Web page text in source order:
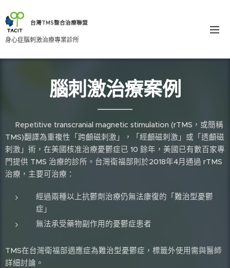
台灣TMS整合治療聯盟
身心症腦刺激治療專業診所
腦刺激治療案例
Repetitive transcranial magnetic stimulation (rTMS，或簡稱
TMS)翻譯為重複性「跨顱磁刺激」，「經顱磁刺激」或「透顱磁
刺激」術，在美國核准治療憂鬱症已 10 餘年，美國已有數百家專
門提供 TMS 治療的診所。台灣衛福部則於2018年4月通過 rTMS
治療，主要可治療：
經過兩種以上抗鬱劑治療仍無法康復的「難治型憂鬱
症」
無法承受藥物副作用的憂鬱症患者
TMS在台灣衛福部適應症為難治型憂鬱症，標籤外使用需與醫師
詳細討論。